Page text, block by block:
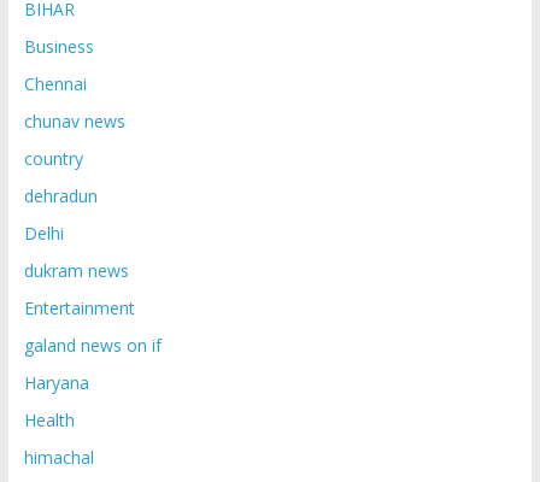
BIHAR
Business
Chennai
chunav news
country
dehradun
Delhi
dukram news
Entertainment
galand news on if
Haryana
Health
himachal